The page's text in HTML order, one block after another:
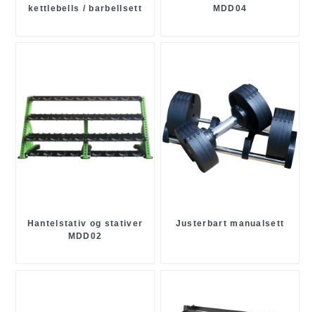
kettlebells / barbellsett
MDD04
Hantelstativ og stativer
MDD02
Justerbart manualsett